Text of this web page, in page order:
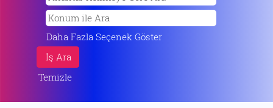
Daha Fazla Seçenek Göster
Temizle